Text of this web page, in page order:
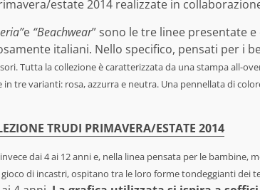
estate 2014 realizzate in
e “Beachwear” sono le tre linee presentate
italiani. Nello specifico, pensati per i
Tutta la collezione è caratterizzata da una stampa all-
tre varianti: rosa, azzurra e neutra. Una pennellata di
TRUDI PRIMAVERA/ESTATE 2014
dai 4 ai 12 anni e, nella linea pensata per le bambine,
di incastri, ospitano tra le loro forme tondeggianti dei